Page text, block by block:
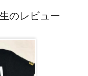
のレビュー